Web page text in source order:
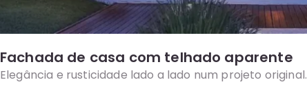
Fachada de casa com telhado aparente
Elegância e rusticidade lado a lado num projeto original.